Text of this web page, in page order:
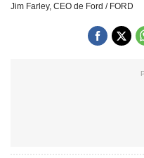
Jim Farley, CEO de Ford / FORD